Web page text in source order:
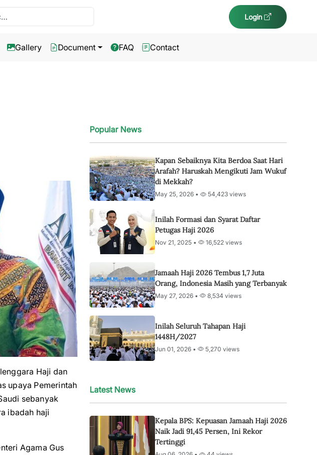
Login
Gallery Document FAQ Contact
Haji dan
upaya Pemerintah
sebanyak
ibadah haji
Agama Gus
Popular News
Kapan Sebaiknya Kita Berdoa Saat Hari
Arafah? Haruskah Mengikuti Jam Wukuf
di Mekkah?
May 25, 2026 • 54,423 views
Inilah Formasi dan Syarat Daftar
Petugas Haji 2026
Nov 21, 2025 • 16,522 views
Jamaah Haji 2026 Tembus 1,7 Juta
Orang, Indonesia Masih yang Terbanyak
May 27, 2026 • 8,534 views
Inilah Seluruh Tahapan Haji
1448H/2027
Jun 01, 2026 • 5,270 views
Latest News
Kepala BPS: Kepuasan Jamaah Haji 2026
Naik Jadi 91,45 Persen, Ini Rekor
Tertinggi